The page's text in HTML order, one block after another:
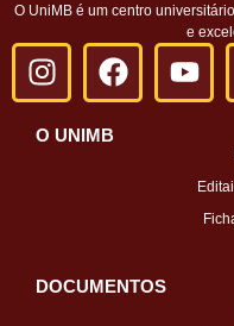
O UniMB é um centro
e
O UNIMB
DOCUMENTOS